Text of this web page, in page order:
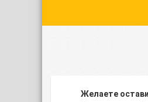
Желаете